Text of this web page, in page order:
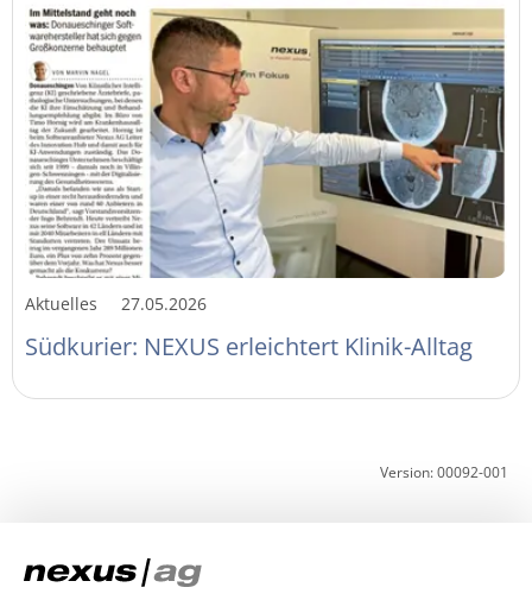
Aktuelles 27.05.2026
Südkurier: NEXUS erleichtert Klinik-Alltag
Version: 00092-001